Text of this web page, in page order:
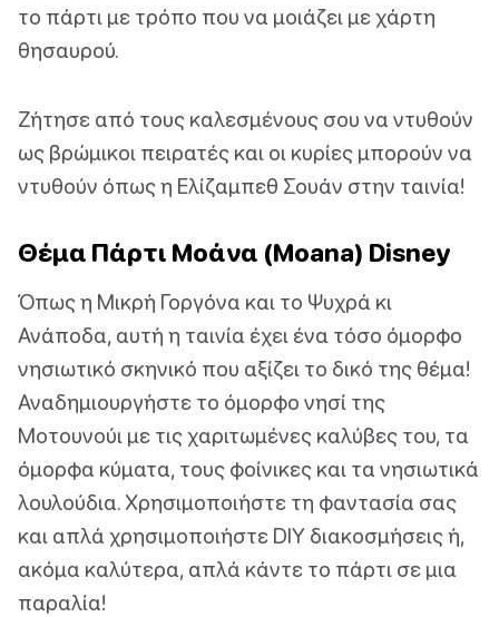
το πάρτι με τρόπο που να μοιάζει με χάρτη
θησαυρού.
Ζήτησε από τους καλεσμένους σου να ντυθούν
ως βρώμικοι πειρατές και οι κυρίες μπορούν να
ντυθούν όπως η Ελίζαμπεθ Σουάν στην ταινία!
Θέμα Πάρτι Μοάνα (Moana) Disney
Όπως η Μικρή Γοργόνα και το Ψυχρά κι
Ανάποδα, αυτή η ταινία έχει ένα τόσο όμορφο
νησιωτικό σκηνικό που αξίζει το δικό της θέμα!
Αναδημιουργήστε το όμορφο νησί της
Μοτουνούι με τις χαριτωμένες καλύβες του, τα
όμορφα κύματα, τους φοίνικες και τα νησιωτικά
λουλούδια. Χρησιμοποιήστε τη φαντασία σας
και απλά χρησιμοποιήστε DIY διακοσμήσεις ή,
ακόμα καλύτερα, απλά κάντε το πάρτι σε μια
παραλία!